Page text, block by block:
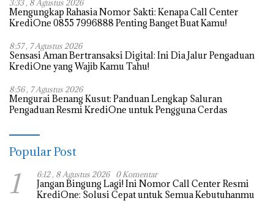
3:33 , 8 Agustus 2026
Mengungkap Rahasia Nomor Sakti: Kenapa Call Center
KrediOne 0855 7996888 Penting Banget Buat Kamu!
8:57 , 7 Agustus 2026
Sensasi Aman Bertransaksi Digital: Ini Dia Jalur Pengaduan
KrediOne yang Wajib Kamu Tahu!
8:56 , 7 Agustus 2026
Mengurai Benang Kusut: Panduan Lengkap Saluran
Pengaduan Resmi KrediOne untuk Pengguna Cerdas
Popular Post
1 6:12 , 8 Agustus 2026 0 Komentar
Jangan Bingung Lagi! Ini Nomor Call Center Resmi
KrediOne: Solusi Cepat untuk Semua Kebutuhanmu